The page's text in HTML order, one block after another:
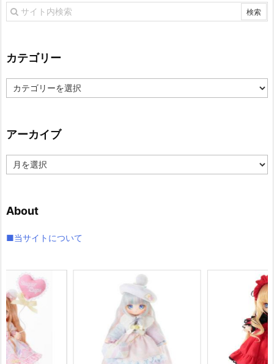
カテゴリー
テ
ー
アーカイブ
ー
ブ
About
■当サイトについて